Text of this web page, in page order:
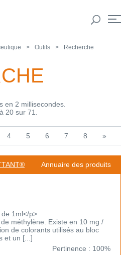
Outils Recherche
en 2 millisecondes.
20 sur 71.
4 5 6 7 8 »
Annuaire des produits
1ml</p>
méthylène. Existe en 10 mg /
de colorants utilisés au bloc
et un [...]
Pertinence : 100%